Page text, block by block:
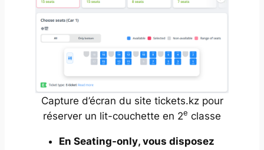
Capture d’écran du site tickets.kz pour
réserver un lit-couchette en 2e classe
En Seating-only, vous disposez